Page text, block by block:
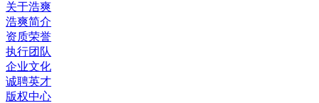
关于浩爽
浩爽简介
资质荣誉
执行团队
企业文化
诚聘英才
版权中心